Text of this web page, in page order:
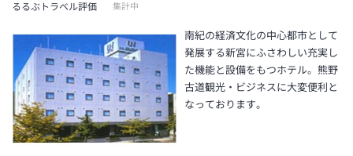
るるぶトラベル評価 集計中
南紀の経済文化の中心都市として
発展する新宮にふさわしい充実し
た機能と設備をもつホテル。熊野
古道観光・ビジネスに大変便利と
なっております。